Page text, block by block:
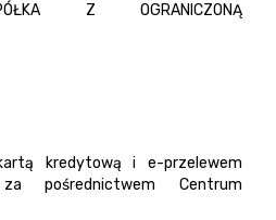
Z OGRANICZONĄ
kredytową i e-przelewem
pośrednictwem Centrum